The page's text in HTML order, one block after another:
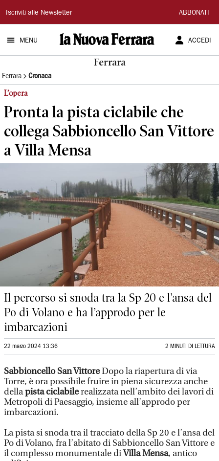
La
Nuova
Ferrara
Iscriviti alle Newsletter ABBONATI
MENU ACCEDI
Ferrara
Ferrara Cronaca
L’opera
Pronta la pista ciclabile che
collega Sabbioncello San Vittore
a Villa Mensa
Il percorso si snoda tra la Sp 20 e l’ansa del
Po di Volano e ha l’approdo per le
imbarcazioni
22 marzo 2024 13:36 2 MINUTI DI LETTURA
Sabbioncello San VittoreDopo la riapertura di via
Torre, è ora possibile fruire in piena sicurezza anche
dellapista ciclabilerealizzata nell’ambito dei lavori di
Metropoli di Paesaggio, insieme all’approdo per
imbarcazioni.
La pista si snoda tra il tracciato della Sp 20 e l’ansa del
Po di Volano, fra l’abitato di Sabbioncello San Vittore e
il complesso monumentale diVilla Mensa, antico